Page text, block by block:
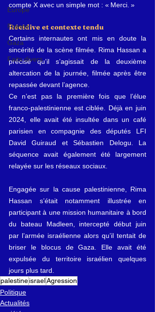
Europe
France
Gaza
Faits divers
compte X avec un simple mot : « Merci. »
Récidive et contexte tendu
Certains internautes ont mis en doute la
sincérité de la scène filmée. Rima Hassan a
précisé qu’il s’agissait de la deuxième
altercation de la journée, filmée après être
repassée devant l’agence.
Ce n’est pas la première fois que l’élue
franco-palestinienne est ciblée. Déjà en juin
2024, elle avait été insultée dans un café
parisien en compagnie des députés LFI
David Guiraud et Sébastien Delogu. La
séquence avait également été largement
relayée sur les réseaux sociaux.
Engagée sur la cause palestinienne, Rima
Hassan s’était notamment illustrée en
participant à une mission humanitaire à bord
du bateau Madleen, intercepté début juin
par l’armée israélienne alors qu’il tentait de
briser le blocus de Gaza. Elle avait été
expulsée du territoire israélien quelques
jours plus tard.
palestineisraelAgression
Politique
Actualités